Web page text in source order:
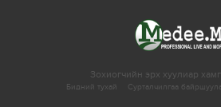
Зохиогчийн эрх хуулиар
Бидний тухай Сурталчилгаа